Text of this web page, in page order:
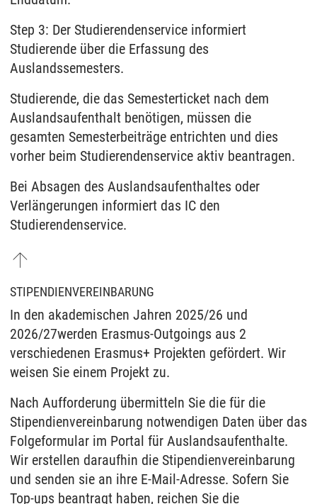
Step 3: Der Studierendenservice informiert
Studierende über die Erfassung des
Auslandssemesters.
Studierende, die das Semesterticket nach dem
Auslandsaufenthalt benötigen, müssen die
gesamten Semesterbeiträge entrichten und dies
vorher beim Studierendenservice aktiv beantragen.
Bei Absagen des Auslandsaufenthaltes oder
Verlängerungen informiert das IC den
Studierendenservice.
STIPENDIENVEREINBARUNG
In den akademischen Jahren 2025/26 und
2026/27werden Erasmus-Outgoings aus 2
verschiedenen Erasmus+ Projekten gefördert. Wir
weisen Sie einem Projekt zu.
Nach Aufforderung übermitteln Sie die für die
Stipendienvereinbarung notwendigen Daten über das
Folgeformular im Portal für Auslandsaufenthalte.
Wir erstellen daraufhin die Stipendienvereinbarung
und senden sie an ihre E-Mail-Adresse. Sofern Sie
Top-ups beantragt haben, reichen Sie die